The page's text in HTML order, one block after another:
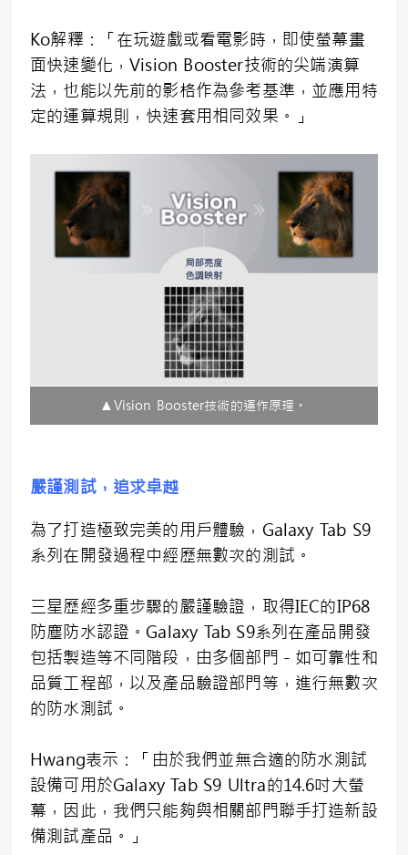
Ko解釋：「在玩遊戲或看電影時，即使螢幕畫
面快速變化，Vision Booster技術的尖端演算
法，也能以先前的影格作為參考基準，並應用特
定的運算規則，快速套用相同效果。」
▲Vision Booster技術的運作原理。
嚴謹測試，追求卓越
為了打造極致完美的用戶體驗，Galaxy Tab S9
系列在開發過程中經歷無數次的測試。
三星歷經多重步驟的嚴謹驗證，取得IEC的IP68
防塵防水認證。Galaxy Tab S9系列在產品開發
包括製造等不同階段，由多個部門－如可靠性和
品質工程部，以及產品驗證部門等，進行無數次
的防水測試。
Hwang表示：「由於我們並無合適的防水測試
設備可用於Galaxy Tab S9 Ultra的14.6吋大螢
幕，因此，我們只能夠與相關部門聯手打造新設
備測試產品。」